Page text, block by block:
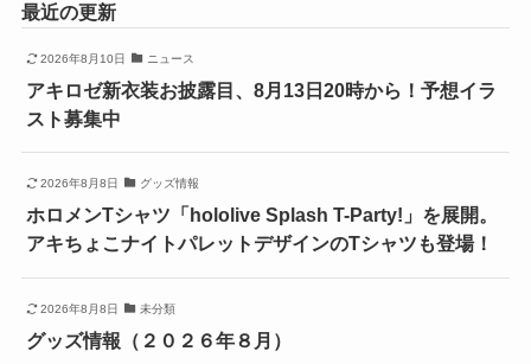
最近の更新
2026年8月10日 ニュース
アキロゼ新衣装お披露目、8月13日20時から！予想イラ
スト募集中
2026年8月8日 グッズ情報
ホロメンTシャツ「hololive Splash T-Party!」を展開。
アキちょこナイトパレットデザインのTシャツも登場！
2026年8月8日 未分類
グッズ情報（２０２６年８月）